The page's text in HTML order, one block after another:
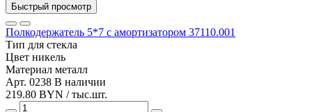
Быстрый просмотр
Полкодержатель 5*7 с амортизатором 37110.001
Тип для стекла
Цвет никель
Материал металл
Арт. 0238 В наличии
219.80 BYN / тыс.шт.